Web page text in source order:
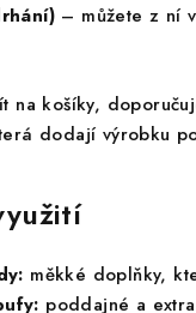
– můžete z ní
na košíky,
dodají výrobku
měkké doplňky,
poddajné a